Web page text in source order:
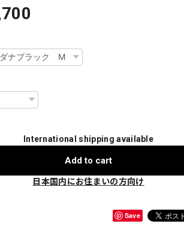
International shipping available
Add to cart
日本国内にお住まいの方向け
Save